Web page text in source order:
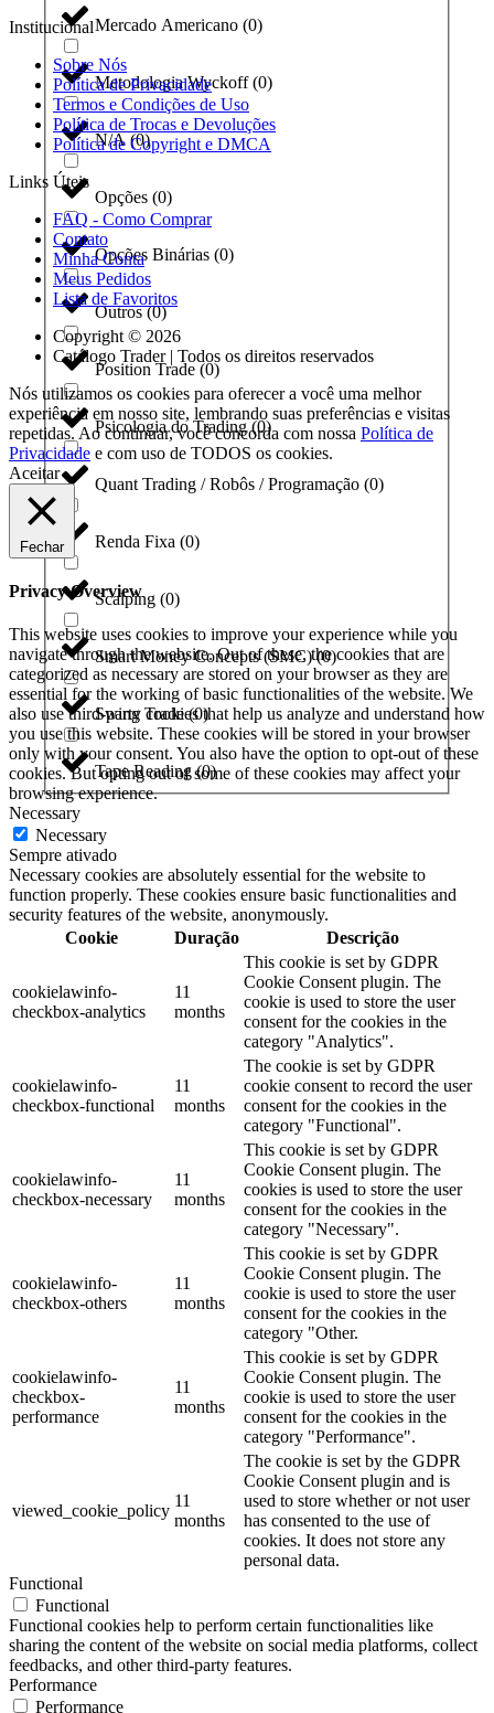
Mercado Americano (0)
Metodologia Wyckoff(0)
N/A (0)
Opções (0)
Opções Binárias (0)
Outros(0)
Position Trade (0)
Psicologia do Trading(0)
Quant Trading / Robôs / Programação (0)
Renda Fixa (0)
Scalping (0)
Smart Money Concepts (SMC)(0)
Swing Trade(0)
Tape Reading(0)
Institucional
Sobre Nós
Política de Privacidade
Termos e Condições de Uso
Política de Trocas e Devoluções
Política de Copyright e DMCA
Links Úteis
FAQ - Como Comprar
Contato
Minha Conta
Meus Pedidos
Lista de Favoritos
Copyright © 2026
Catálogo Trader | Todos os direitos reservados
Nós utilizamos os cookies para oferecer a você uma melhor
experiência em nosso site, lembrando suas preferências e visitas
repetidas. Ao continuar, você concorda com nossa Política de
Privacidade e com uso de TODOS os cookies.
Aceitar
Fechar
Privacy Overview
This website uses cookies to improve your experience while you
navigate through the website. Out of these, the cookies that are
categorized as necessary are stored on your browser as they are
essential for the working of basic functionalities of the website. We
also use third-party cookies that help us analyze and understand how
you use this website. These cookies will be stored in your browser
only with your consent. You also have the option to opt-out of these
cookies. But opting out of some of these cookies may affect your
browsing experience.
Necessary
Necessary
Sempre ativado
Necessary cookies are absolutely essential for the website to
function properly. These cookies ensure basic functionalities and
security features of the website, anonymously.
Cookie
Duração Descrição
cookielawinfo-
checkbox-analytics
11
months
This cookie is set by GDPR
Cookie Consent plugin. The
cookie is used to store the user
consent for the cookies in the
category "Analytics".
cookielawinfo-
checkbox-functional
11
months
The cookie is set by GDPR
cookie consent to record the user
consent for the cookies in the
category "Functional".
cookielawinfo-
checkbox-necessary
11
months
This cookie is set by GDPR
Cookie Consent plugin. The
cookies is used to store the user
consent for the cookies in the
category "Necessary".
cookielawinfo-
checkbox-others
11
months
This cookie is set by GDPR
Cookie Consent plugin. The
cookie is used to store the user
consent for the cookies in the
category "Other.
cookielawinfo-
checkbox-
performance
11
months
This cookie is set by GDPR
Cookie Consent plugin. The
cookie is used to store the user
consent for the cookies in the
category "Performance".
viewed_cookie_policy
11
months
The cookie is set by the GDPR
Cookie Consent plugin and is
used to store whether or not user
has consented to the use of
cookies. It does not store any
personal data.
Functional
Functional
Functional cookies help to perform certain functionalities like
sharing the content of the website on social media platforms, collect
feedbacks, and other third-party features.
Performance
Performance